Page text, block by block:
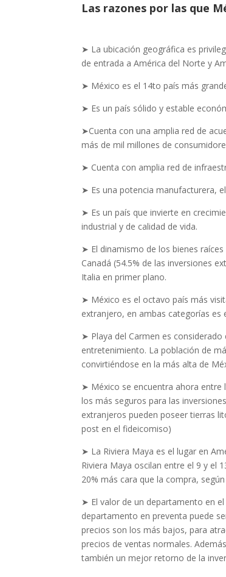
Las razones por las que
➤ La ubicación geográfica es
de entrada a América del Norte y
➤ México es el 14to país más
➤ Es un país sólido y estable
➤Cuenta con una amplia red de
más de mil millones de
➤ Cuenta con amplia red de
➤ Es una potencia manufacturera,
➤ Es un país que invierte en
industrial y de calidad de vida.
➤ El dinamismo de los bienes
Canadá (54.5% de las inversiones
Italia en primer plano.
➤ México es el octavo país más
extranjero, en ambas categorías es
➤ Playa del Carmen es
entretenimiento. La población de
convirtiéndose en la más alta de
➤ México se encuentra ahora entre
los más seguros para las
extranjeros pueden poseer tierras
post en el fideicomiso)
➤ La Riviera Maya es el lugar en
Riviera Maya oscilan entre el 9 y el
20% más cara que la compra,
➤ El valor de un departamento en
departamento en preventa puede
precios son los más bajos, para
precios de ventas normales.
también un mejor retorno de la